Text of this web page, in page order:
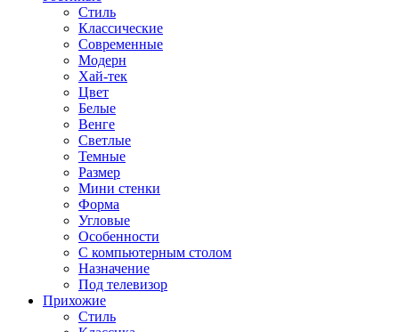
Стиль
Классические
Современные
Модерн
Хай-тек
Цвет
Белые
Венге
Светлые
Темные
Размер
Мини стенки
Форма
Угловые
Особенности
С компьютерным столом
Назначение
Под телевизор
Прихожие
Стиль